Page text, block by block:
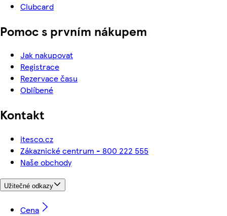
Clubcard
Pomoc s prvním nákupem
Jak nakupovat
Registrace
Rezervace času
Oblíbené
Kontakt
itesco.cz
Zákaznické centrum - 800 222 555
Naše obchody
Užitečné odkazy
Cena